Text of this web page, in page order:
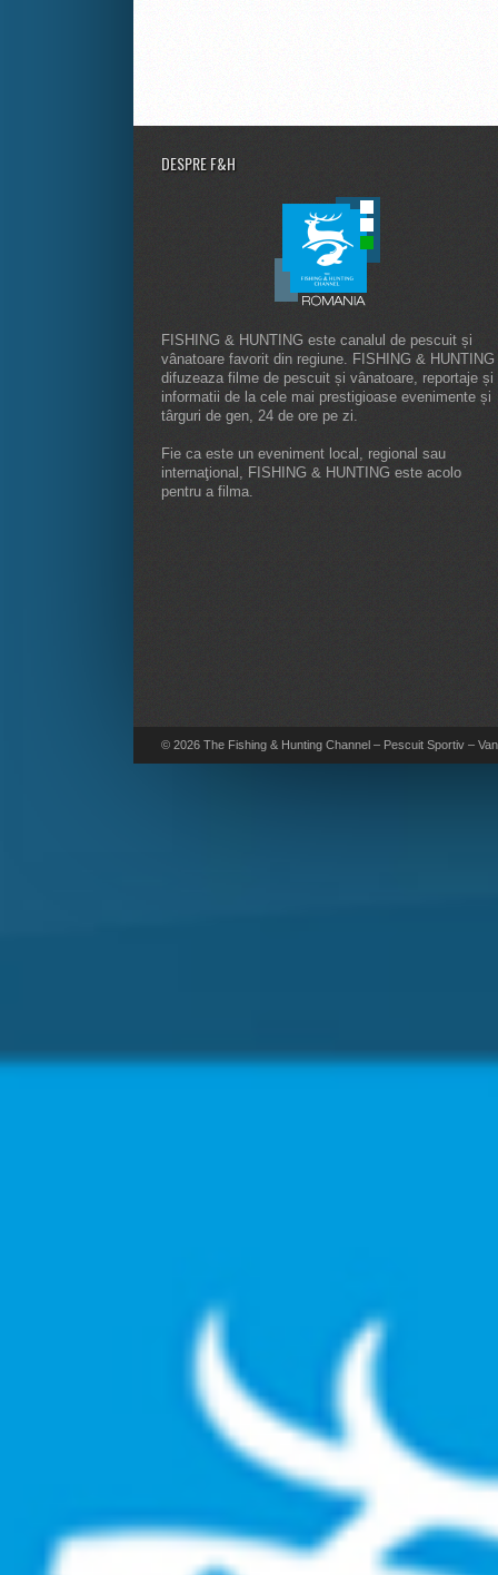
DESPRE F&H
FISHING & HUNTING este canalul de pescuit și
vânatoare favorit din regiune. FISHING & HUNTING
difuzeaza filme de pescuit și vânatoare, reportaje și
informatii de la cele mai prestigioase evenimente și
târguri de gen, 24 de ore pe zi.
Fie ca este un eveniment local, regional sau
internaţional, FISHING & HUNTING este acolo
pentru a filma.
© 2026 The Fishing & Hunting Channel – Pescuit Sportiv –